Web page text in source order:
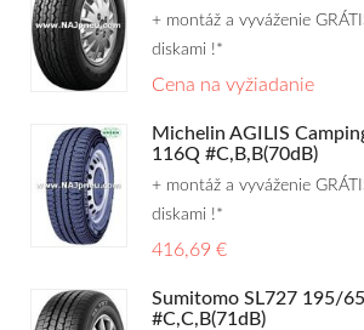
+ montáž a vyváženie
diskami !*
Cena na vyžiadanie
Michelin AGILIS
116Q #C,B,B(70dB)
+ montáž a vyváženie
diskami !*
416,69 €
Sumitomo SL727 195/
#C,C,B(71dB)